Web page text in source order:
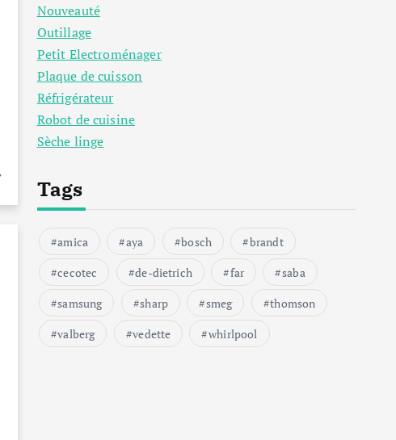
Nouveauté
Outillage
Petit Electroménager
Plaque de cuisson
Réfrigérateur
Robot de cuisine
Sèche linge
Tags
amica aya bosch
brandt
cecotec
de-dietrich far
saba
samsung
sharp smeg
thomson
valberg
vedette whirlpool